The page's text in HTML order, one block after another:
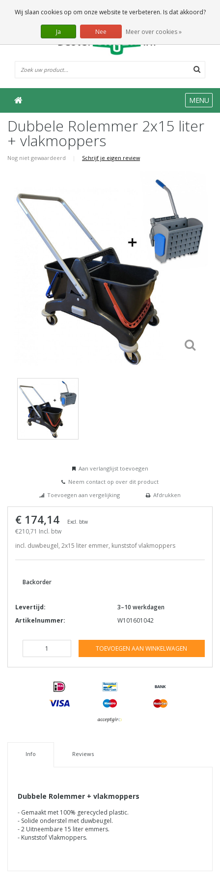
0 Artikelen
MENU
Dubbele Rolemmer 2x15 liter
+ vlakmoppers
Nog niet gewaardeerd | Schrijf je eigen review
Aan verlanglijst toevoegen
Neem contact op over dit product
Toevoegen aan vergelijking
Afdrukken
€ 174,14 Excl. btw
€210,71 Incl. btw
incl. duwbeugel, 2x15 liter emmer, kunststof vlakmoppers
Backorder
Levertijd:
3–10 werkdagen
Artikelnummer:
W101601042
TOEVOEGEN AAN WINKELWAGEN
Info Reviews
Dubbele Rolemmer + vlakmoppers
- Gemaakt met 100% gerecycled plastic.
- Solide onderstel met duwbeugel.
- 2 Uitneembare 15 liter emmers.
- Kunststof Vlakmoppers.
Wij slaan cookies op om onze website te verbeteren. Is dat akkoord?
Ja Nee Meer over cookies »